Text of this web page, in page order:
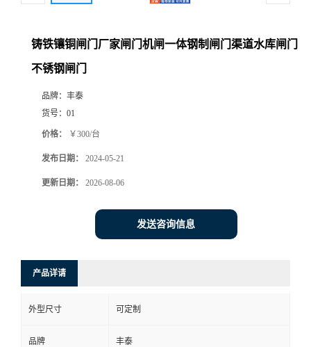
铸铁镶铜闸门厂家闸门机闸一体钢制闸门渠道水库闸门
不锈钢闸门
品牌： 丰泰
货号： 01
价格： ￥300/台
发布日期： 2024-05-21
更新日期： 2026-08-06
发送咨询信息
产品详请
外型尺寸 可定制
品牌 丰泰